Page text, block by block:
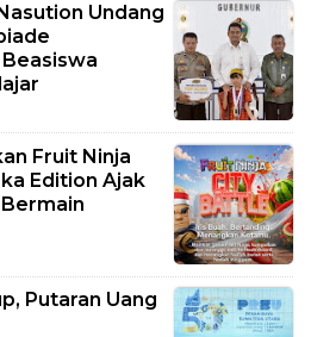
Undang
Fruit Ninja
Edition Ajak
Putaran Uang